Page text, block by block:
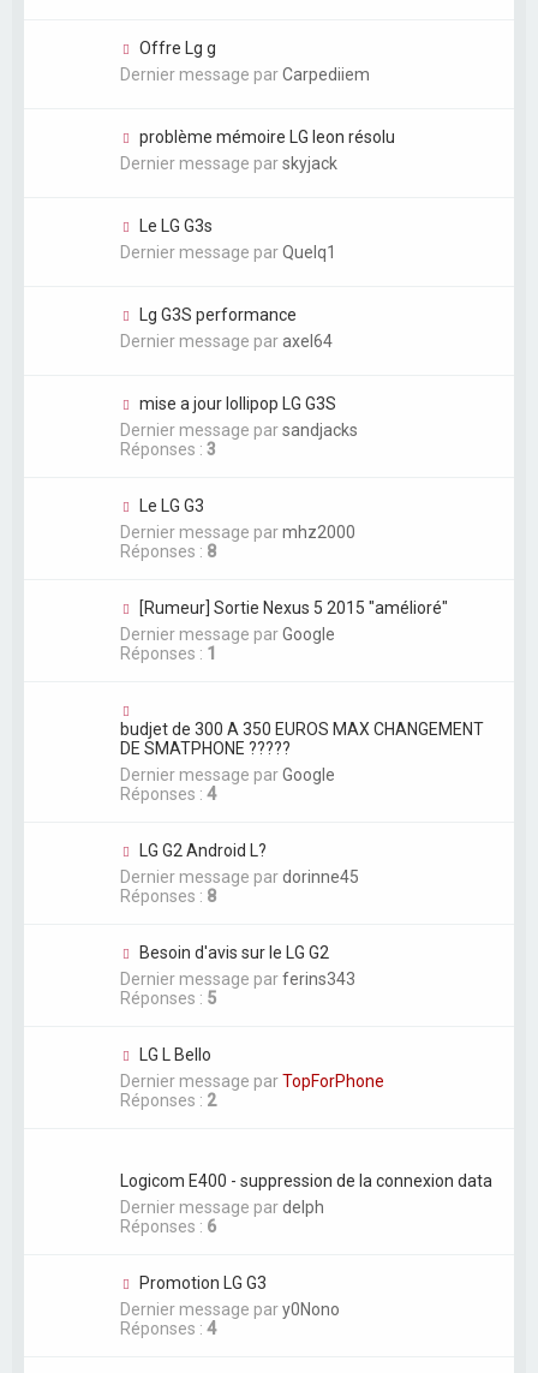
Offre Lg g
Dernier message parCarpediiem
problème mémoire LG leon résolu
Dernier message parskyjack
Le LG G3s
Dernier message parQuelq1
Lg G3S performance
Dernier message paraxel64
mise a jour lollipop LG G3S
Dernier message parsandjacks
Réponses : 3
Le LG G3
Dernier message parmhz2000
Réponses : 8
[Rumeur] Sortie Nexus 5 2015 "amélioré"
Dernier message parGoogle
Réponses : 1
budjet de 300 A 350 EUROS MAX CHANGEMENT
DE SMATPHONE ?????
Dernier message parGoogle
Réponses : 4
LG G2 Android L?
Dernier message pardorinne45
Réponses : 8
Besoin d'avis sur le LG G2
Dernier message parferins343
Réponses : 5
LG L Bello
Dernier message parTopForPhone
Réponses : 2
Logicom E400 - suppression de la connexion data
Dernier message pardelph
Réponses : 6
Promotion LG G3
Dernier message pary0Nono
Réponses : 4